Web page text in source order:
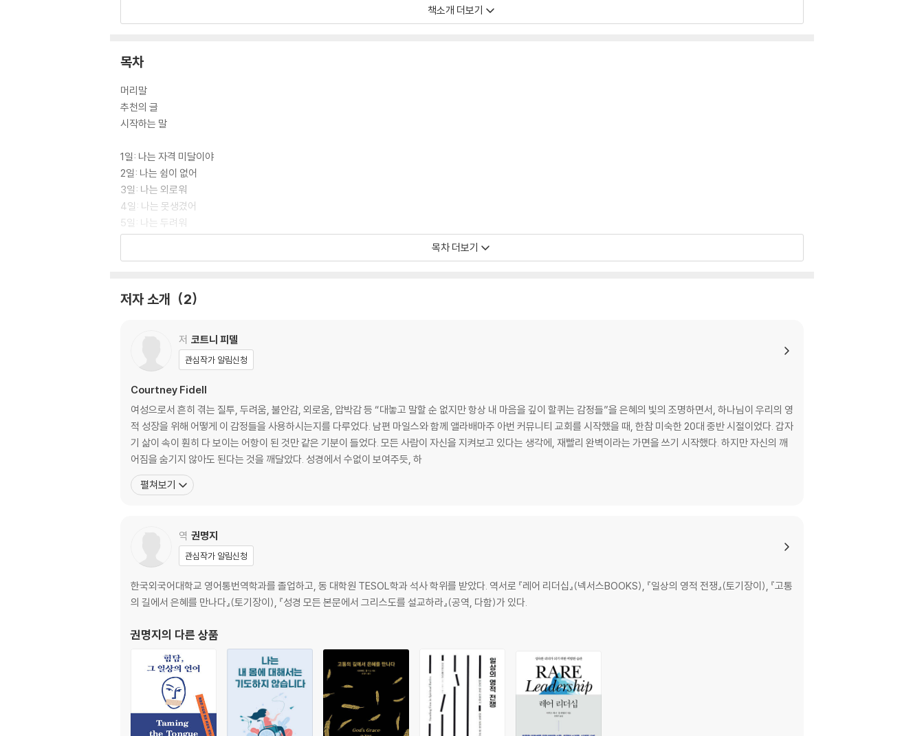
고 있다. 이 책은 우리가 일상에서 경험하는 온전하지 못한 감정의 틈 사이로 빛을 비추시는 하나님의 은혜에 관한 이야기다. 우리가 겸손히 부족함을 인정하고 하나님께 의지할
때, 그분은 기꺼이 우리를 받아주시고 우리의 필요를 채워주신다. 이것이 바로 은혜의 복음이다.
책소개 더보기
목차
머리말
추천의 글
시작하는 말
1일: 나는 자격 미달이야
2일: 나는 쉼이 없어
3일: 나는 외로워
4일: 나는 못생겼어
5일: 나는 두려워
6일: 나는 갇혔어
10일: 나는 지루해
12일: 나는 수치스러워
13일: 나는 깜짝 놀랐어
14일: 나는 완벽하지 않아
15일: 나는 소망이 없어
16일: 나는 고집이 세
17일: 나는 무서워
18일: 나는 쓸모없어
19일: 나는 순결하지 않아
21일: 나는 준비되지 않았어
24일: 나는 비교당했어
25일: 나는 들켰어
26일: 나는 억울해
27일: 나는 조급해
28일: 나는 기도가 필요해
30일: 나는 또 이 모양이야
끝맺는 말
목차 더보기
저자 소개 2
저 코트니 피델
관심작가 알림신청
Courtney Fidell
여성으로서 흔히 겪는 질투, 두려움, 불안감, 외로움, 압박감 등 “대놓고 말할 순 없지만 항상 내 마음을 깊이 할퀴는 감정들”을 은혜의 빛의 조명하면서, 하나님이 우리의 영
적 성장을 위해 어떻게 이 감정들을 사용하시는지를 다루었다. 남편 마일스와 함께 앨라배마주 아번 커뮤니티 교회를 시작했을 때, 한참 미숙한 20대 중반 시절이었다. 갑자
기 삶이 속이 훤히 다 보이는 어항이 된 것만 같은 기분이 들었다. 모든 사람이 자신을 지켜보고 있다는 생각에, 재빨리 완벽이라는 가면을 쓰기 시작했다. 하지만 자신의 깨
어짐을 숨기지 않아도 된다는 것을 깨달았다. 성경에서 수없이 보여주듯, 하
펼쳐보기
역 권명지
관심작가 알림신청
한국외국어대학교 영어통번역학과를 졸업하고, 동 대학원 TESOL학과 석사 학위를 받았다. 역서로 『레어 리더십』(넥서스BOOKS), 『일상의 영적 전쟁』(토기장이), 『고통
의 길에서 은혜를 만나다』(토기장이), 『성경 모든 본문에서 그리스도를 설교하라』(공역, 다함)가 있다.
권명지 의 다른 상품